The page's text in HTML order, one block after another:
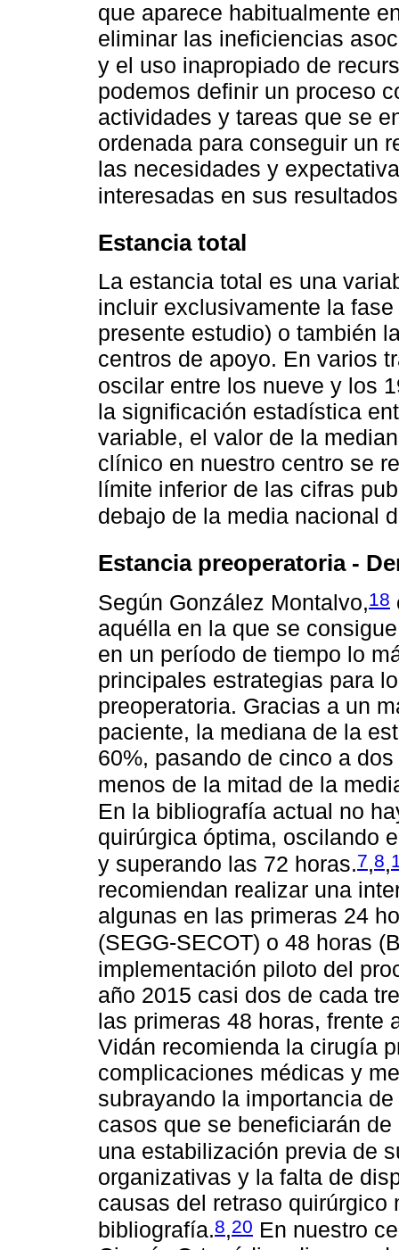
que aparece habitualmente
eliminar las ineficiencias
y el uso inapropiado de
podemos definir un proceso
actividades y tareas que se
ordenada para conseguir un
las necesidades y
interesadas en sus
Estancia total
La estancia total es una
incluir exclusivamente la
presente estudio) o también
centros de apoyo. En varios
oscilar entre los nueve y los
la significación estadística
variable, el valor de la
clínico en nuestro centro se
límite inferior de las cifras
debajo de la media nacional
Estancia preoperatoria -
Según González Montalvo,18
aquélla en la que se
en un período de tiempo lo
principales estrategias para
preoperatoria. Gracias a un
paciente, la mediana de la
60%, pasando de cinco a
menos de la mitad de la
En la bibliografía actual no
quirúrgica óptima, oscilando
y superando las 72 horas.7,8,
recomiendan realizar una
algunas en las primeras 24
(SEGG-SECOT) o 48 horas
implementación piloto del
año 2015 casi dos de cada
las primeras 48 horas, frente
Vidán recomienda la cirugía
complicaciones médicas y
subrayando la importancia
casos que se beneficiarán
una estabilización previa de
organizativas y la falta de
causas del retraso
bibliografía.8,20 En nuestro